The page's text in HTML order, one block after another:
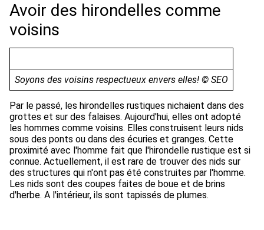
Avoir des hirondelles comme
voisins
Soyons des voisins respectueux envers elles! © SEO
Par le passé, les hirondelles rustiques nichaient dans des
grottes et sur des falaises. Aujourd'hui, elles ont adopté
les hommes comme voisins. Elles construisent leurs nids
sous des ponts ou dans des écuries et granges. Cette
proximité avec l'homme fait que l'hirondelle rustique est si
connue. Actuellement, il est rare de trouver des nids sur
des structures qui n'ont pas été construites par l'homme.
Les nids sont des coupes faites de boue et de brins
d'herbe. A l'intérieur, ils sont tapissés de plumes.